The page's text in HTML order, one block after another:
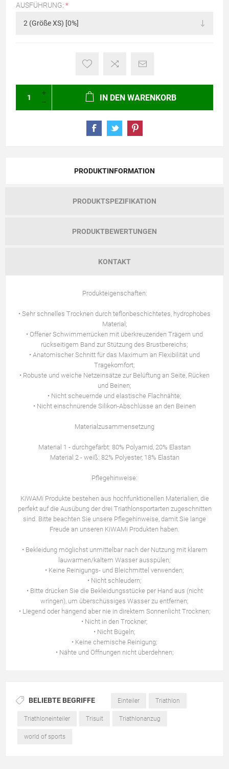
AUSFÜHRUNG: *
IN DEN WARENKORB
PRODUKTINFORMATION
PRODUKTSPEZIFIKATION
PRODUKTBEWERTUNGEN
KONTAKT
Produkteigenschaften:
• Sehr schnelles Trocknen durch teflonbeschichtetes, hydrophobes
Material;
• Offener Schwimmerrücken mit überkreuzenden Trägern und
rückseitigem Band zur Stützung des Brustbereichs;
• Anatomischer Schnitt für das Maximum an Flexibilität und
Tragekomfort;
• Robuste und weiche Netzeinsätze zur Belüftung an Seite, Rücken
und Beinen;
• Nicht scheuernde und elastische Flachnähte;
• Nicht einschnürende Silikon-Abschlüsse an den Beinen
Materialzusammensetzung
Material 1 - durchgefärbt: 80% Polyamid, 20% Elastan
Material 2 - weiß: 82% Polyester, 18% Elastan
Pflegehinweise:
KiWAMi Produkte bestehen aus hochfunktionellen Materialien, die
perfekt auf die Ausübung der drei Triathlonsportarten zugeschnitten
sind. Bitte beachten Sie unsere Pflegehinweise, damit Sie lange
Freude an unseren KiWAMi Produkten haben.
• Bekleidung möglichst unmittelbar nach der Nutzung mit klarem
lauwarmen/kaltem Wasser ausspülen;
• Keine Reinigungs- und Bleichmittel verwenden;
• Nicht schleudern;
• Bitte drücken Sie die Bekleidungsstücke per Hand aus (nicht
wringen), um überschüssiges Wasser zu entfernen;
• Liegend oder hängend aber nie in direktem Sonnenlicht Trocknen;
• Nicht in den Trockner;
• Nicht Bügeln;
• Keine chemische Reinigung;
• Nähte und Öffnungen nicht überdehnen;
BELIEBTE BEGRIFFE Einteiler Triathlon
Triathloneinteiler Trisuit Triathlonanzug
world of sports